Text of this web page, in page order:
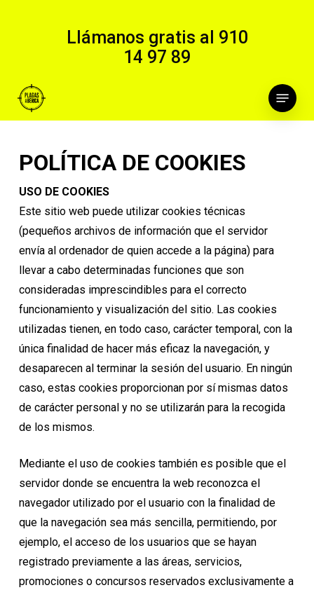
Llámanos gratis al 910
14 97 89
Menu
POLÍTICA DE COOKIES
USO DE COOKIES
Este sitio web puede utilizar cookies técnicas
(pequeños archivos de información que el servidor
envía al ordenador de quien accede a la página) para
llevar a cabo determinadas funciones que son
consideradas imprescindibles para el correcto
funcionamiento y visualización del sitio. Las cookies
utilizadas tienen, en todo caso, carácter temporal, con la
única finalidad de hacer más eficaz la navegación, y
desaparecen al terminar la sesión del usuario. En ningún
caso, estas cookies proporcionan por sí mismas datos
de carácter personal y no se utilizarán para la recogida
de los mismos.
Mediante el uso de cookies también es posible que el
servidor donde se encuentra la web reconozca el
navegador utilizado por el usuario con la finalidad de
que la navegación sea más sencilla, permitiendo, por
ejemplo, el acceso de los usuarios que se hayan
registrado previamente a las áreas, servicios,
promociones o concursos reservados exclusivamente a